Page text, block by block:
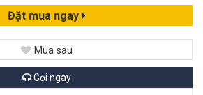
Đặt mua ngay
Mua sau
Gọi ngay